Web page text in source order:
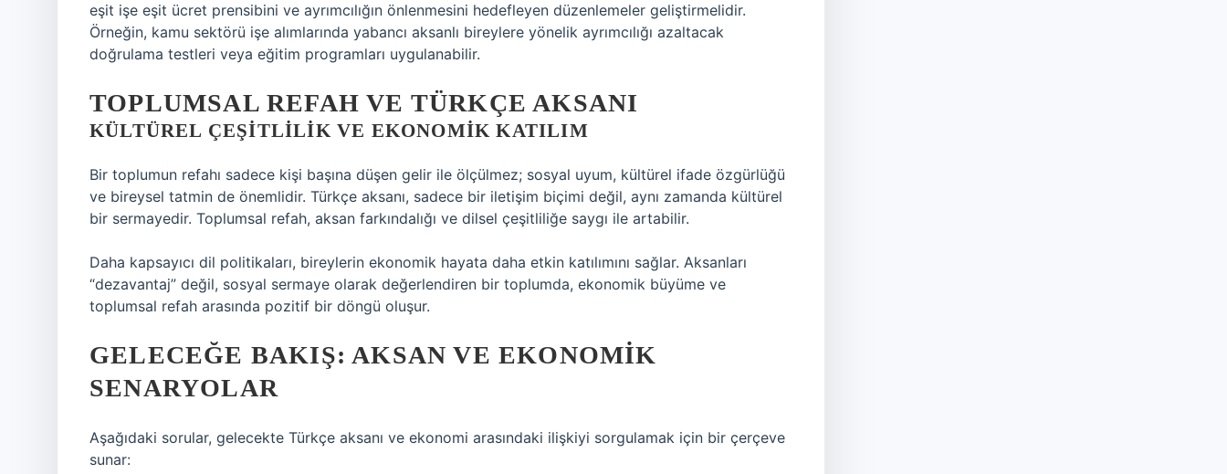
eşit işe eşit ücret prensibini ve ayrımcılığın önlenmesini hedefleyen düzenlemeler geliştirmelidir.
Örneğin, kamu sektörü işe alımlarında yabancı aksanlı bireylere yönelik ayrımcılığı azaltacak
doğrulama testleri veya eğitim programları uygulanabilir.
TOPLUMSAL REFAH VE TÜRKÇE AKSANI
KÜLTÜREL ÇEŞITLILIK VE EKONOMIK KATILIM
Bir toplumun refahı sadece kişi başına düşen gelir ile ölçülmez; sosyal uyum, kültürel ifade özgürlüğü
ve bireysel tatmin de önemlidir. Türkçe aksanı, sadece bir iletişim biçimi değil, aynı zamanda kültürel
bir sermayedir. Toplumsal refah, aksan farkındalığı ve dilsel çeşitliliğe saygı ile artabilir.
Daha kapsayıcı dil politikaları, bireylerin ekonomik hayata daha etkin katılımını sağlar. Aksanları
“dezavantaj” değil, sosyal sermaye olarak değerlendiren bir toplumda, ekonomik büyüme ve
toplumsal refah arasında pozitif bir döngü oluşur.
GELECEĞE BAKIŞ: AKSAN VE EKONOMIK
SENARYOLAR
Aşağıdaki sorular, gelecekte Türkçe aksanı ve ekonomi arasındaki ilişkiyi sorgulamak için bir çerçeve
sunar: